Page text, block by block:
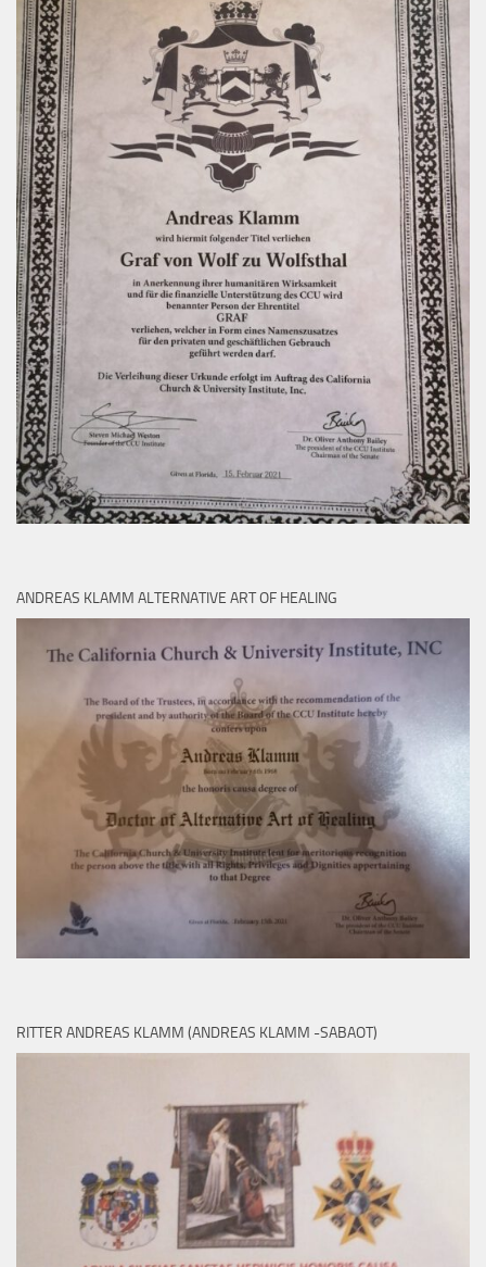
ANDREAS KLAMM ALTERNATIVE ART OF HEALING
RITTER ANDREAS KLAMM (ANDREAS KLAMM -SABAOT)